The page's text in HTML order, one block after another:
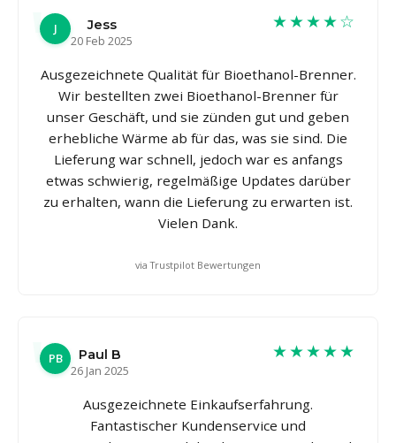
J
Jess
20 Feb 2025
★★★★☆
Ausgezeichnete Qualität für Bioethanol-Brenner.
Wir bestellten zwei Bioethanol-Brenner für
unser Geschäft, und sie zünden gut und geben
erhebliche Wärme ab für das, was sie sind. Die
Lieferung war schnell, jedoch war es anfangs
etwas schwierig, regelmäßige Updates darüber
zu erhalten, wann die Lieferung zu erwarten ist.
Vielen Dank.
via Trustpilot Bewertungen
PB
Paul B
26 Jan 2025
★★★★★
Ausgezeichnete Einkaufserfahrung.
Fantastischer Kundenservice und